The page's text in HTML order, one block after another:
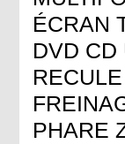
ÉCRAN
DVD CD
PHARE